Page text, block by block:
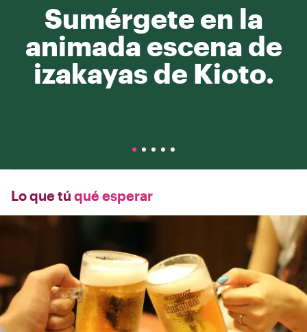
Sumérgete en la
animada escena de
izakayas de Kioto.
Lo que tú qué esperar